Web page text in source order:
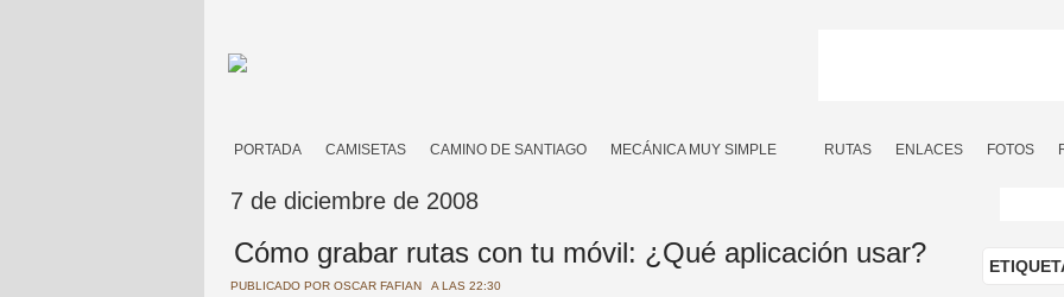
PORTADA CAMISETAS CAMINO DE SANTIAGO MECÁNICA MUY SIMPLE RUTAS ENLACES FOTOS
7 de diciembre de 2008
Cómo grabar rutas con tu móvil: ¿Qué aplicación usar?
PUBLICADO POR OSCAR FAFIAN A LAS 22:30